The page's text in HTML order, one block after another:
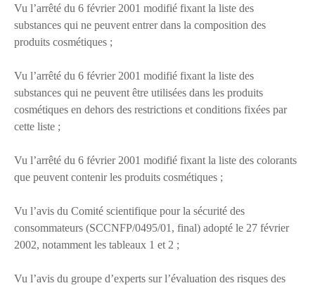
Vu l’arrêté du 6 février 2001 modifié fixant la liste des
substances qui ne peuvent entrer dans la composition des
produits cosmétiques ;
Vu l’arrêté du 6 février 2001 modifié fixant la liste des
substances qui ne peuvent être utilisées dans les produits
cosmétiques en dehors des restrictions et conditions fixées par
cette liste ;
Vu l’arrêté du 6 février 2001 modifié fixant la liste des colorants
que peuvent contenir les produits cosmétiques ;
Vu l’avis du Comité scientifique pour la sécurité des
consommateurs (SCCNFP/0495/01, final) adopté le 27 février
2002, notamment les tableaux 1 et 2 ;
Vu l’avis du groupe d’experts sur l’évaluation des risques des